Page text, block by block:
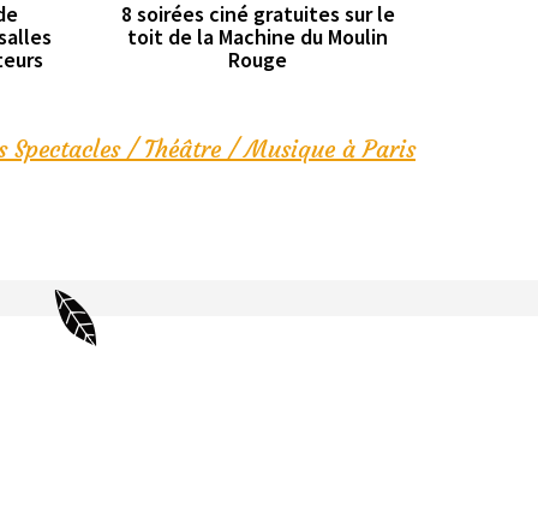
8 soirées ciné gratuites sur le
toit de la Machine du Moulin
Rouge
Spectacles / Théâtre / Musique à Paris